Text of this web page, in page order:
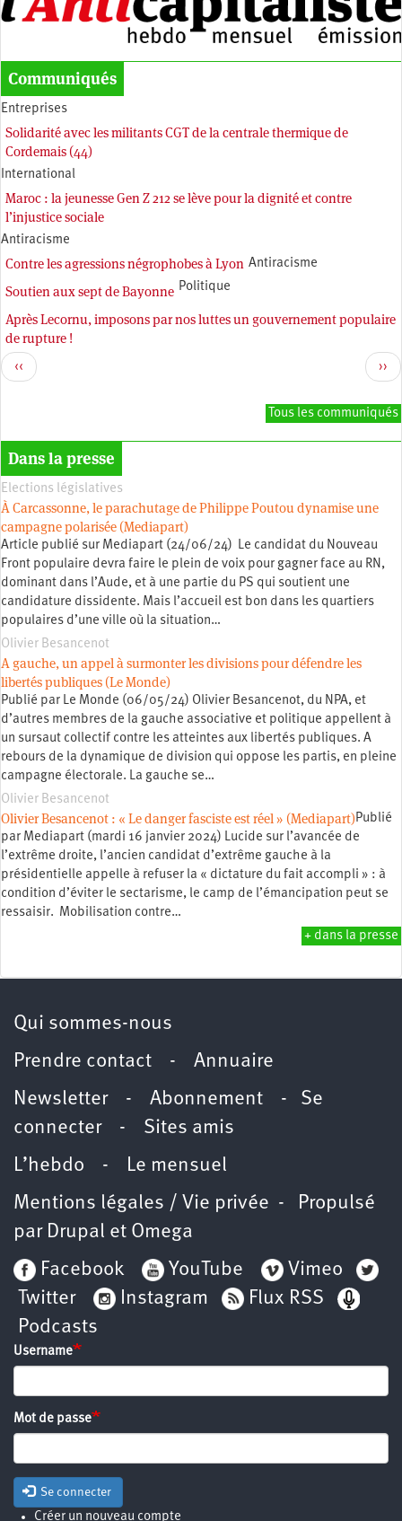
Communiqués
Entreprises
Solidarité avec les militants CGT de la centrale thermique de
Cordemais (44)
International
Maroc : la jeunesse Gen Z 212 se lève pour la dignité et contre
l’injustice sociale
Antiracisme
Contre les agressions négrophobes à Lyon Antiracisme
Soutien aux sept de Bayonne Politique
Après Lecornu, imposons par nos luttes un gouvernement populaire
de rupture !
Pagination
Page
précédente
‹‹ ››
Tous les communiqués
Dans la presse
Elections législatives
À Carcassonne, le parachutage de Philippe Poutou dynamise une
campagne polarisée (Mediapart)
Article publié sur Mediapart (24/06/24) Le candidat du Nouveau
Front populaire devra faire le plein de voix pour gagner face au RN,
dominant dans l’Aude, et à une partie du PS qui soutient une
candidature dissidente. Mais l’accueil est bon dans les quartiers
populaires d’une ville où la situation…
Olivier Besancenot
A gauche, un appel à surmonter les divisions pour défendre les
libertés publiques (Le Monde)
Publié par Le Monde (06/05/24) Olivier Besancenot, du NPA, et
d’autres membres de la gauche associative et politique appellent à
un sursaut collectif contre les atteintes aux libertés publiques. A
rebours de la dynamique de division qui oppose les partis, en pleine
campagne électorale. La gauche se…
Olivier Besancenot
Olivier Besancenot : « Le danger fasciste est réel » (Mediapart)Publié
par Mediapart (mardi 16 janvier 2024) Lucide sur l’avancée de
l’extrême droite, l’ancien candidat d’extrême gauche à la
présidentielle appelle à refuser la « dictature du fait accompli » : à
condition d’éviter le sectarisme, le camp de l’émancipation peut se
ressaisir. Mobilisation contre…
+ dans la presse
Qui sommes-nous
Prendre contact - Annuaire
Newsletter - Abonnement - Se
connecter- Sites amis
L’hebdo - Le mensuel
Mentions légales / Vie privée - Propulsé
par Drupal et Omega
Facebook
YouTube
Vimeo
Twitter
Instagram
Flux RSS
Podcasts
Username
Mot de passe
Se connecter
Créer un nouveau compte